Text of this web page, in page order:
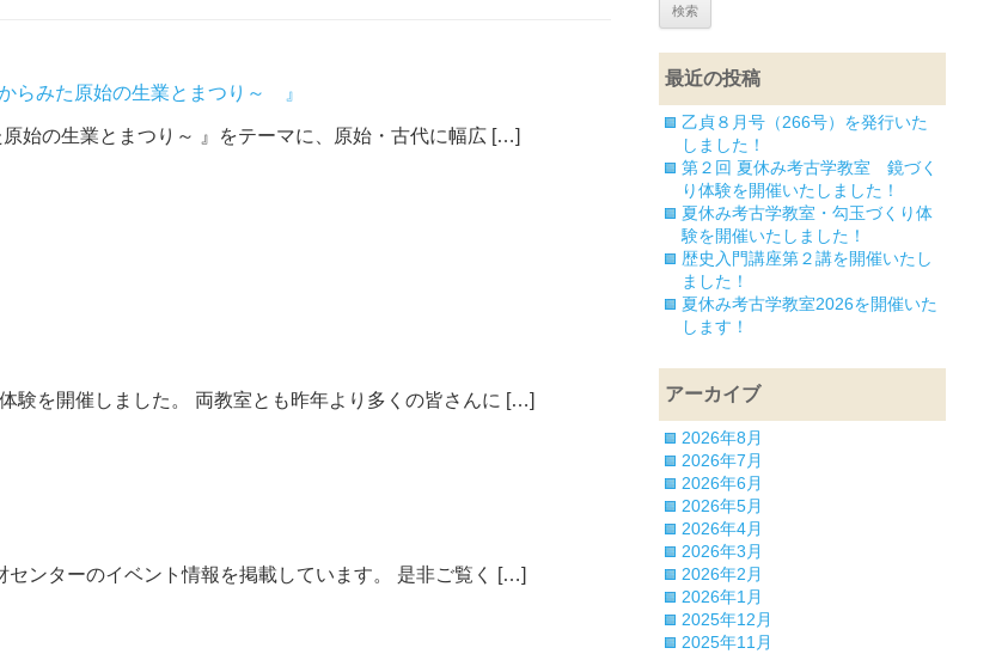
らみた原始の生業とまつり～ 』
始の生業とまつり～ 』をテーマに、原始・古代に幅広 […]
験を開催しました。 両教室とも昨年より多くの皆さんに […]
ンターのイベント情報を掲載しています。 是非ご覧く […]
最近の投稿
乙貞８月号（266号）を発行いた
しました！
第２回 夏休み考古学教室 鏡づく
り体験を開催いたしました！
夏休み考古学教室・勾玉づくり体
験を開催いたしました！
歴史入門講座第２講を開催いたし
ました！
夏休み考古学教室2026を開催いた
します！
アーカイブ
2026年8月
2026年7月
2026年6月
2026年5月
2026年4月
2026年3月
2026年2月
2026年1月
2025年12月
2025年11月